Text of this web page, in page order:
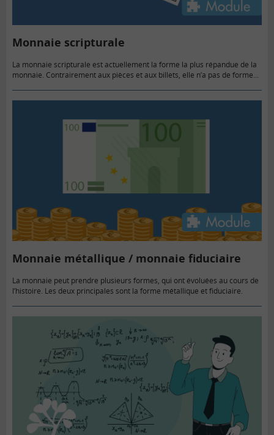
Monnaie scripturale
La monnaie scripturale est actuellement la forme la plus répandue de la
monnaie. Contrairement aux pièces et aux billets, elle n’a pas de forme
Monnaie métallique / monnaie fiduciaire
La monnaie peut prendre plusieurs formes, qui ont évoluées au cours de
l’histoire. Les deux principales sont la forme métallique et fiduciaire.